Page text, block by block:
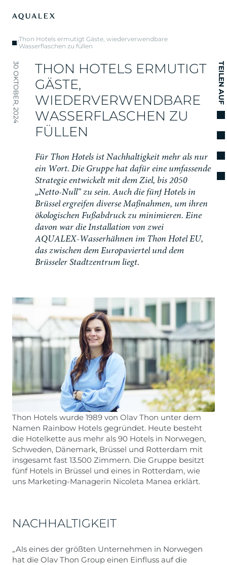
/Thon Hotels ermutigt Gäste, wiederverwendbare
Wasserflaschen zu füllen
30 OKTOBER, 2024 THON HOTELS ERMUTIGT
GÄSTE,
WIEDERVERWENDBARE
WASSERFLASCHEN ZU
FÜLLEN
Für Thon Hotels ist Nachhaltigkeit mehr als nur
ein Wort. Die Gruppe hat dafür eine umfassende
Strategie entwickelt mit dem Ziel, bis 2050
„Netto-Null“ zu sein. Auch die fünf Hotels in
Brüssel ergreifen diverse Maßnahmen, um ihren
ökologischen Fußabdruck zu minimieren. Eine
davon war die Installation von zwei
AQUALEX-Wasserhähnen im Thon Hotel EU,
das zwischen dem Europaviertel und dem
Brüsseler Stadtzentrum liegt.
TEILEN AUF
Thon Hotels wurde 1989 von Olav Thon unter dem
Namen Rainbow Hotels gegründet. Heute besteht
die Hotelkette aus mehr als 90 Hotels in Norwegen,
Schweden, Dänemark, Brüssel und Rotterdam mit
insgesamt fast 13.500 Zimmern. Die Gruppe besitzt
fünf Hotels in Brüssel und eines in Rotterdam, wie
uns Marketing-Managerin Nicoleta Manea erklärt.
NACHHALTIGKEIT
„Als eines der größten Unternehmen in Norwegen
hat die Olav Thon Group einen Einfluss auf die